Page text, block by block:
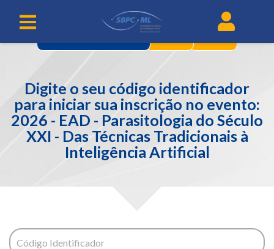
Digite o seu código identificador
para iniciar sua inscrição no evento:
2026 - EAD - Parasitologia do Século
XXI - Das Técnicas Tradicionais à
Inteligência Artificial
Código Identificador